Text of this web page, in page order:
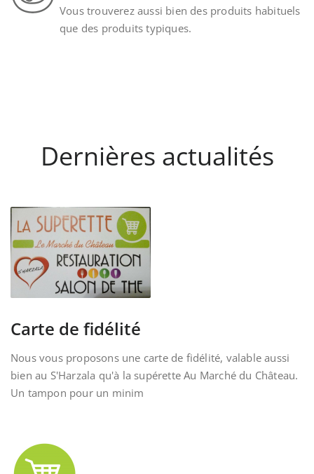
Vous trouverez aussi bien des produits habituels
que des produits typiques.
Dernières actualités
Carte de fidélité
Nous vous proposons une carte de fidélité, valable aussi
bien au S'Harzala qu'à la supérette Au Marché du Château.
Un tampon pour un minim